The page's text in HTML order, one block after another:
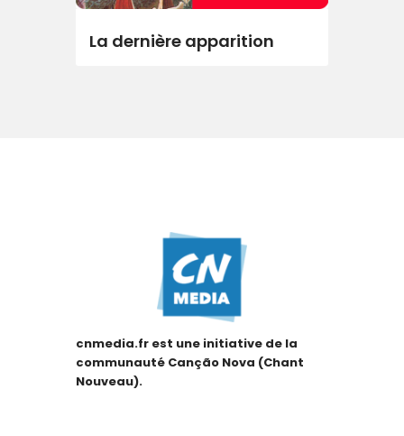
La dernière apparition
cnmedia.fr est une initiative de la
communauté Canção Nova (Chant
Nouveau).